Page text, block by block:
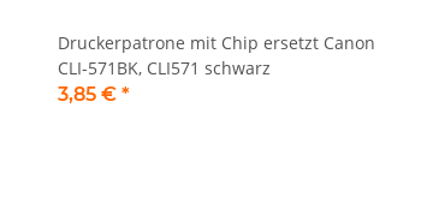
Druckerpatrone mit Chip ersetzt Canon
CLI-571BK, CLI571 schwarz
3,85 € *